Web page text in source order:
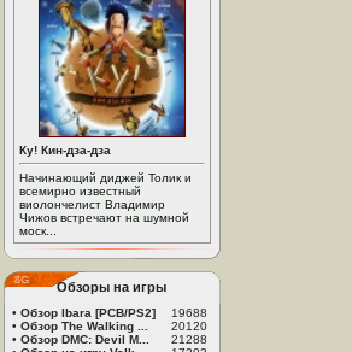
Ку! Кин-дза-дза
Начинающий диджей Толик и
всемирно известный
виолончелист Владимир
Чижов встречают на шумной
моск...
Обзоры на игры
• Обзор Ibara [PCB/PS2]
19688
• Обзор The Walking ...
20120
• Обзор DMC: Devil M...
21288